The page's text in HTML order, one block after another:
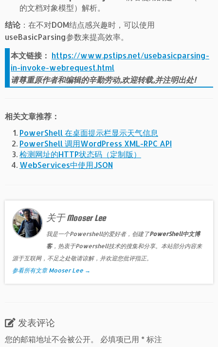
的文档对象模型）解析。
结论：在不对DOM结点感兴趣时，可以使用
useBasicParsing参数来提高效率。
本文链接： https://www.pstips.net/usebasicparsing-
in-invoke-webrequest.html
请尊重原作者和编辑的辛勤劳动,欢迎转载,并注明出处!
相关文章推荐：
PowerShell 在桌面提示栏显示天气信息
PowerShell 调用WordPress XML-RPC API
检测网址的HTTP状态码（定制版）
WebServices中使用JSON
关于 Mooser Lee
我是一个Powershell的爱好者，创建了PowerShell中文博
客，热衷于Powershell技术的搜集和分享。本站部分内容来
源于互联网，不足之处敬请谅解，并欢迎您批评指正。
参看所有文章 Mooser Lee →
发表评论
您的邮箱地址不会被公开。
必填项已用 *标注